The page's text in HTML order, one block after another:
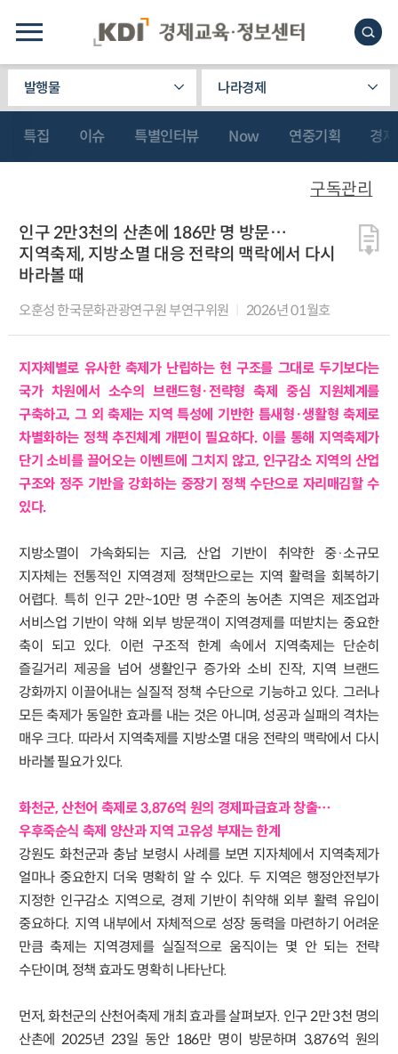
발행물 나라경제
특집 이슈 특별인터뷰 Now 연중기획 경
인구 2만3천의 산촌에 186만 명 방문…
지역축제, 지방소멸 대응 전략의 맥락에서 다시
바라볼 때
오훈성 한국문화관광연구원 부연구위원 2026년 01월호
지자체별로 유사한 축제가 난립하는 현 구조를 그대로 두기보다는
국가 차원에서 소수의 브랜드형·전략형 축제 중심 지원체계를
구축하고, 그 외 축제는 지역 특성에 기반한 틈새형·생활형 축제로
차별화하는 정책 추진체계 개편이 필요하다. 이를 통해 지역축제가
단기 소비를 끌어오는 이벤트에 그치지 않고, 인구감소 지역의 산업
구조와 정주 기반을 강화하는 중장기 정책 수단으로 자리매김할 수
있다.
지방소멸이 가속화되는 지금, 산업 기반이 취약한 중·소규모
지자체는 전통적인 지역경제 정책만으로는 지역 활력을 회복하기
어렵다. 특히 인구 2만~10만 명 수준의 농어촌 지역은 제조업과
서비스업 기반이 약해 외부 방문객이 지역경제를 떠받치는 중요한
축이 되고 있다. 이런 구조적 한계 속에서 지역축제는 단순히
즐길거리 제공을 넘어 생활인구 증가와 소비 진작, 지역 브랜드
강화까지 이끌어내는 실질적 정책 수단으로 기능하고 있다. 그러나
모든 축제가 동일한 효과를 내는 것은 아니며, 성공과 실패의 격차는
매우 크다. 따라서 지역축제를 지방소멸 대응 전략의 맥락에서 다시
바라볼 필요가 있다.
화천군, 산천어 축제로 3,876억 원의 경제파급효과 창출…
우후죽순식 축제 양산과 지역 고유성 부재는 한계
강원도 화천군과 충남 보령시 사례를 보면 지자체에서 지역축제가
얼마나 중요한지 더욱 명확히 알 수 있다. 두 지역은 행정안전부가
지정한 인구감소 지역으로, 경제 기반이 취약해 외부 활력 유입이
중요하다. 지역 내부에서 자체적으로 성장 동력을 마련하기 어려운
만큼 축제는 지역경제를 실질적으로 움직이는 몇 안 되는 전략
수단이며, 정책 효과도 명확히 나타난다.
먼저, 화천군의 산천어축제 개최 효과를 살펴보자. 인구 2만 3천 명의
산촌에 2025년 23일 동안 186만 명이 방문하며 3,876억 원의
구독관리